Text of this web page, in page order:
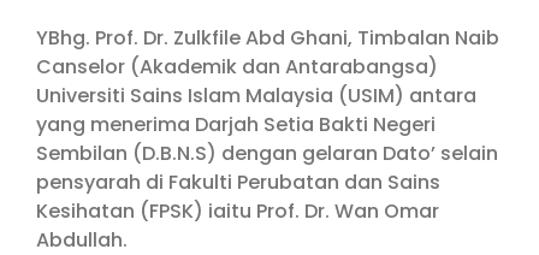
YBhg. Prof. Dr. Zulkfile Abd Ghani, Timbalan Naib
Canselor (Akademik dan Antarabangsa)
Universiti Sains Islam Malaysia (USIM) antara
yang menerima Darjah Setia Bakti Negeri
Sembilan (D.B.N.S) dengan gelaran Dato’ selain
pensyarah di Fakulti Perubatan dan Sains
Kesihatan (FPSK) iaitu Prof. Dr. Wan Omar
Abdullah.